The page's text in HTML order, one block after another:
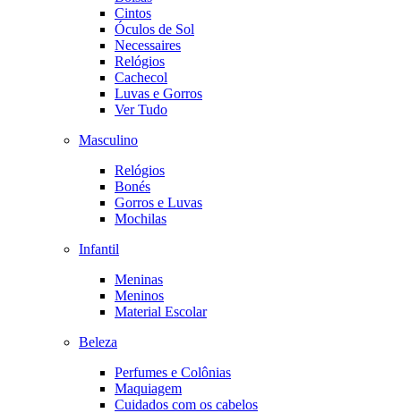
Cintos
Óculos de Sol
Necessaires
Relógios
Cachecol
Luvas e Gorros
Ver Tudo
Masculino
Relógios
Bonés
Gorros e Luvas
Mochilas
Infantil
Meninas
Meninos
Material Escolar
Beleza
Perfumes e Colônias
Maquiagem
Cuidados com os cabelos